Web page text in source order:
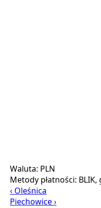
Waluta: PLN
Metody płatności:
‹ Oleśnica
Piechowice ›